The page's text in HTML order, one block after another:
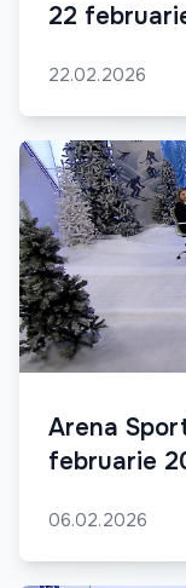
22
22.02.2026
Arena
februarie
06.02.2026